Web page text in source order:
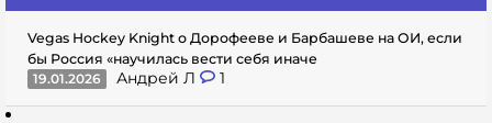
Vegas Hockey Knight о Дорофееве и Барбашеве на ОИ, если
бы Россия «научилась вести себя иначе
19.01.2026
Андрей Л 1